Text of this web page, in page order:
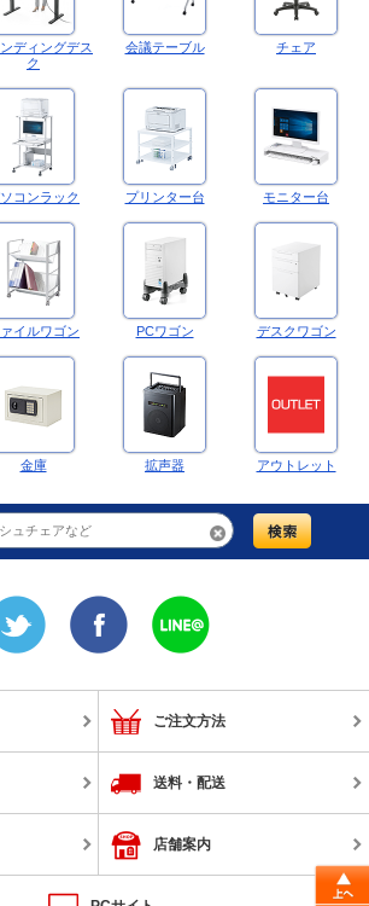
ディングデス
ク
会議テーブル チェア
コンラック プリンター台 モニター台
イルワゴン PCワゴン デスクワゴン
金庫 拡声器 アウトレット
ご注文方法
送料・配送
店舗案内